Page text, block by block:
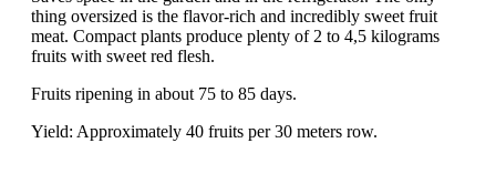
thing oversized is the flavor-rich and incredibly sweet fruit
meat. Compact plants produce plenty of 2 to 4,5 kilograms
fruits with sweet red flesh.
Fruits ripening in about 75 to 85 days.
Yield: Approximately 40 fruits per 30 meters row.